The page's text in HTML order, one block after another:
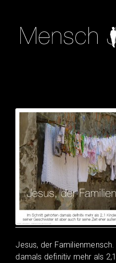
Jesus, der
damals definitiv mehr als